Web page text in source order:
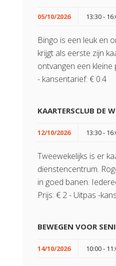
05/10/2026 13:30 -
Bingo is een leuk en
krijgt als eerste zijn
ontvangen een kleine
- kansentarief: € 0.4
KAARTERSCLUB DE
12/10/2026 13:30 -
Tweewekelijks is er
dienstencentrum.
in goed banen.
Prijs: € 2 - Uitpas -
BEWEGEN VOOR
14/10/2026 10:00 -